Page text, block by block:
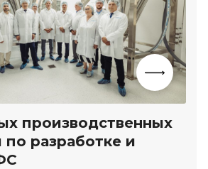
производственных
разработке и